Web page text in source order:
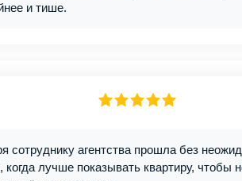
и тише.
сотруднику агентства прошла без
когда лучше показывать квартиру, чтобы